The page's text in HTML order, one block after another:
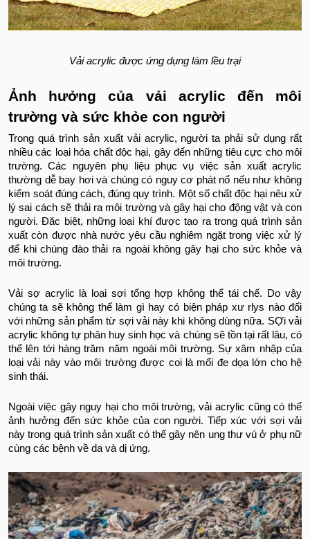
Vải acrylic được ứng dụng làm lều trại
Ảnh hưởng của vải acrylic đến môi
trường và sức khỏe con người
Trong quá trình sản xuất vải acrylic, người ta phải sử dụng rất
nhiều các loại hóa chất độc hại, gây đến những tiêu cực cho môi
trường. Các nguyên phụ liệu phục vụ việc sản xuất acrylic
thường dễ bay hơi và chúng có nguy cơ phát nổ nếu như không
kiểm soát đúng cách, đúng quy trình. Một số chất độc hại nêu xử
lý sai cách sẽ thải ra môi trường và gây hại cho động vật và con
người. Đăc biệt, những loại khí được tạo ra trong quá trình sản
xuất còn được nhà nước yêu cầu nghiêm ngặt trong việc xử lý
để khi chúng đào thải ra ngoài không gây hại cho sức khỏe và
môi trường.
Vải sợ acrylic là loại sợi tổng hợp không thể tái chế. Do vậy
chúng ta sẽ không thể làm gì hay có biện pháp xư rlys nào đối
với những sản phẩm từ sợi vải này khi không dùng nữa. SỢi vải
acrylic không tự phân huy sinh học và chúng sẽ tồn tại rất lâu, có
thể lên tới hàng trăm năm ngoài môi trường. Sự xâm nhập của
loại vải này vào môi trường được coi là mối đe dọa lớn cho hệ
sinh thái.
Ngoài việc gây nguy hại cho môi trường, vải acrylic cũng có thể
ảnh hưởng đến sức khỏe của con người. Tiếp xúc với sợi vải
này trong quá trình sản xuất có thể gây nên ung thư vú ở phụ nữ
cùng các bệnh về da và dị ứng.